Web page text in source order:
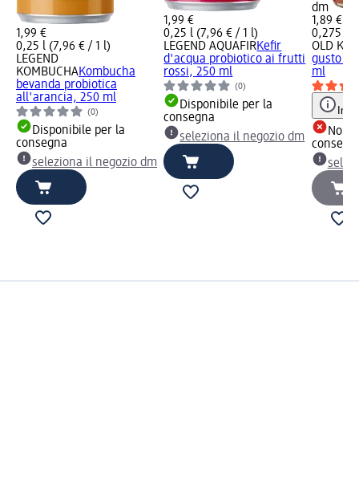
1,99 €
0,25 l (7,96 € / 1 l)
LEGEND
KOMBUCHAKombucha
bevanda probiotica
all'arancia, 250 ml
(0)
Disponibile per la
consegna
seleziona il negozio dm
1,99 €
0,25 l (7,96 € / 1 l)
LEGEND AQUAFIRKefir
d'acqua probiotico ai frutti
rossi, 250 ml
(0)
Disponibile per la
consegna
seleziona il negozio dm
dm
1,89 €
0,275 l
OLD
gusto
ml
Non